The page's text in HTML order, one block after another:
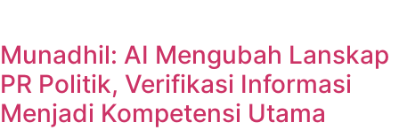
Munadhil: AI Mengubah Lanskap
PR Politik, Verifikasi Informasi
Menjadi Kompetensi Utama